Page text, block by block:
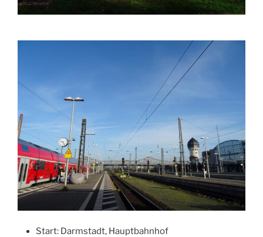
Start: Darmstadt, Hauptbahnhof